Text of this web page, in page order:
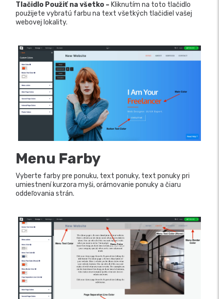
Tlačidlo Použiť na všetko – Kliknutím na toto tlačidlo
použijete vybratú farbu na text všetkých tlačidiel vašej
webovej lokality.
Menu Farby
Vyberte farby pre ponuku, text ponuky, text ponuky pri
umiestnení kurzora myši, orámovanie ponuky a čiaru
oddeľovania strán.